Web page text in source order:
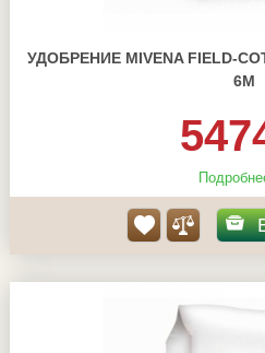
УДОБРЕНИЕ MIVENA FIELD-
6М